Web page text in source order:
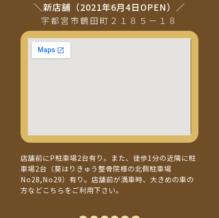
＼新店舗（2021年6月4日OPEN）／
宇都宮市鶴田町２１８５ー１８
店舗前にP駐車場2台有り。また、徒歩1分の近隣に駐
車場2台（葵はりきゅう整骨院様の北側駐車場
No28,No29）有り。店舗前が満車時、大きめの車の
方などこちらをご利用下さい。